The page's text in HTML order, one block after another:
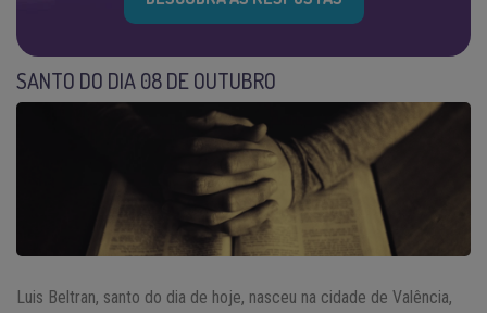
SANTO DO DIA 08 DE OUTUBRO
Luis Beltran, santo do dia de hoje, nasceu na cidade de Valência,